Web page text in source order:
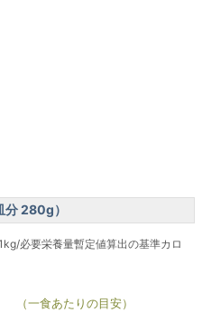
280g）
必要栄養量暫定値算出の基準カロ
（一食あたりの目安）